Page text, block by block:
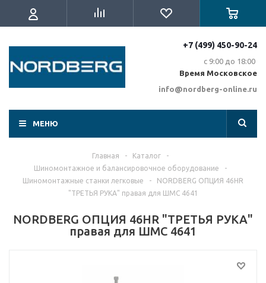
+7 (499) 450-90-24
с 9:00 до 18:00
Время Московское
info@nordberg-online.ru
МЕНЮ
Главная - Каталог
-
Шиномонтажное и балансировочное оборудование
-
Шиномонтажные станки легковые
-
NORDBERG ОПЦИЯ 46HR
"ТРЕТЬЯ РУКА" правая для ШМС 4641
NORDBERG ОПЦИЯ 46HR "ТРЕТЬЯ РУКА"
правая для ШМС 4641